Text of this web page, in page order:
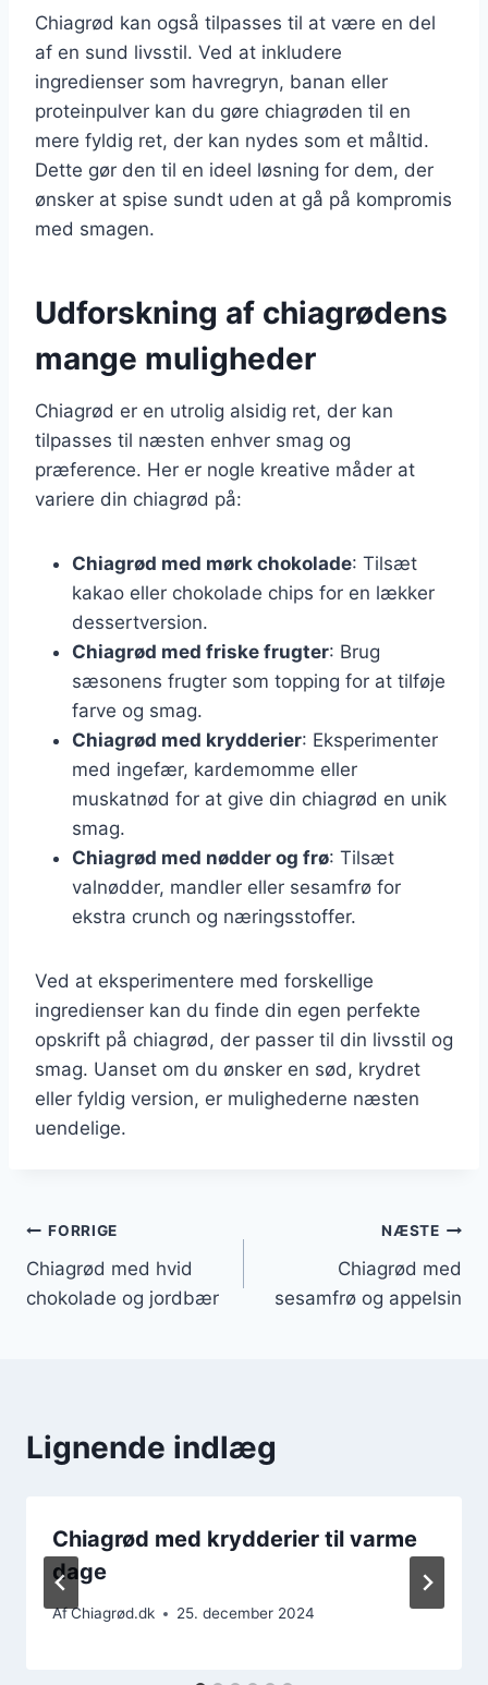
Chiagrød kan også tilpasses til at være en del
af en sund livsstil. Ved at inkludere
ingredienser som havregryn, banan eller
proteinpulver kan du gøre chiagrøden til en
mere fyldig ret, der kan nydes som et måltid.
Dette gør den til en ideel løsning for dem, der
ønsker at spise sundt uden at gå på kompromis
med smagen.
Udforskning af chiagrødens
mange muligheder
Chiagrød er en utrolig alsidig ret, der kan
tilpasses til næsten enhver smag og
præference. Her er nogle kreative måder at
variere din chiagrød på:
Chiagrød med mørk chokolade: Tilsæt
kakao eller chokolade chips for en lækker
dessertversion.
Chiagrød med friske frugter: Brug
sæsonens frugter som topping for at tilføje
farve og smag.
Chiagrød med krydderier: Eksperimenter
med ingefær, kardemomme eller
muskatnød for at give din chiagrød en unik
smag.
Chiagrød med nødder og frø: Tilsæt
valnødder, mandler eller sesamfrø for
ekstra crunch og næringsstoffer.
Ved at eksperimentere med forskellige
ingredienser kan du finde din egen perfekte
opskrift på chiagrød, der passer til din livsstil og
smag. Uanset om du ønsker en sød, krydret
eller fyldig version, er mulighederne næsten
uendelige.
Indlægsnavigation
FORRIGE
Chiagrød med hvid
chokolade og jordbær
NÆSTE
Chiagrød med
sesamfrø og appelsin
Lignende indlæg
Chiagrød med krydderier til varme
dage
AfChiagrød.dk 25. december 2024